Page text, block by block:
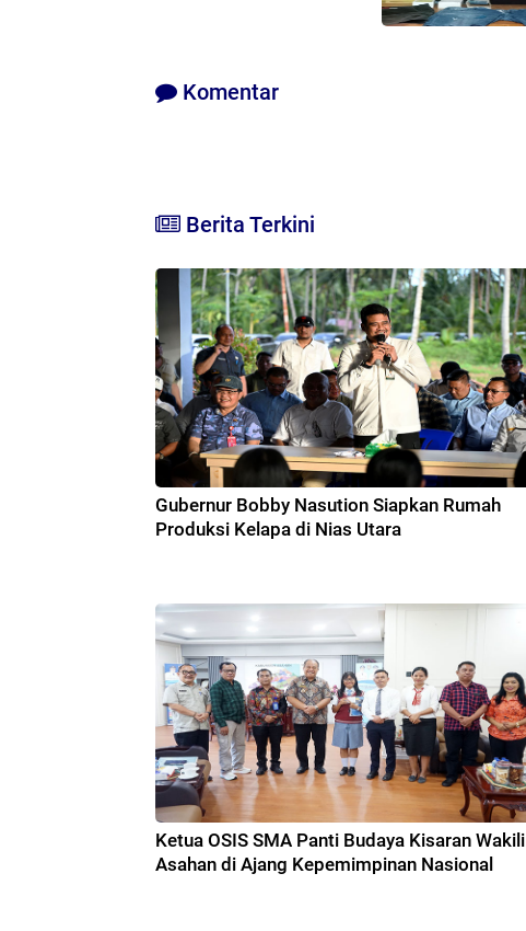
Komentar
Berita Terkini
Gubernur Bobby Nasution Siapkan Rumah
Produksi Kelapa di Nias Utara
Ketua OSIS SMA Panti Budaya Kisaran Wakili
Asahan di Ajang Kepemimpinan Nasional